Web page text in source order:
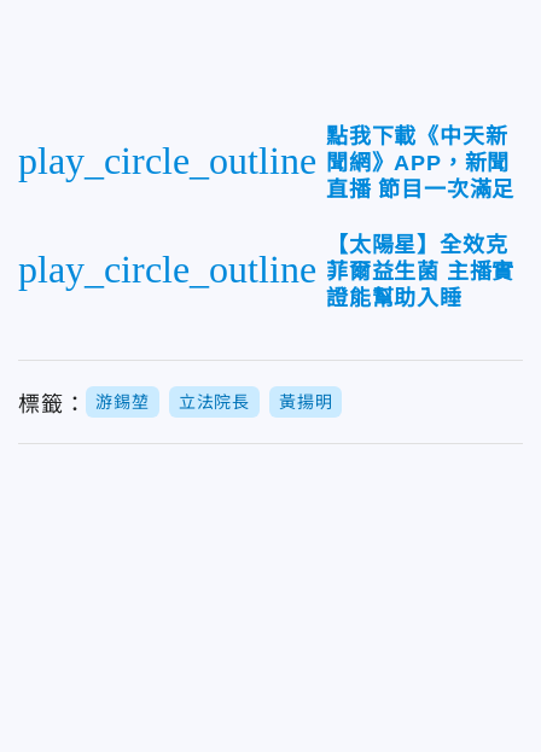
play_circle_outline
點我下載《中天新
聞網》APP，新聞
直播 節目一次滿足
play_circle_outline
【太陽星】全效克
菲爾益生菌 主播實
證能幫助入睡
標籤： 游錫堃 立法院長 黃揚明